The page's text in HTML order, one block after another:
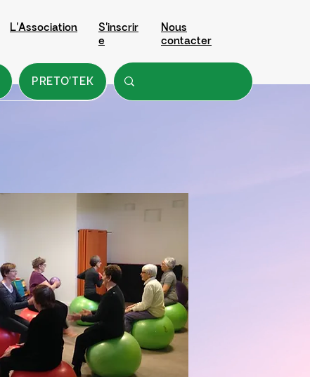
L'Association S'inscrir
e
Nous
contacter
PRETO'TEK